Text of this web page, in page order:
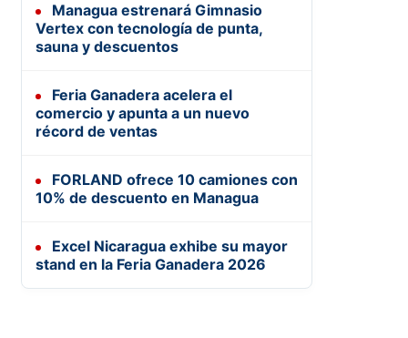
Managua estrenará Gimnasio
Vertex con tecnología de punta,
sauna y descuentos
Feria Ganadera acelera el
comercio y apunta a un nuevo
récord de ventas
FORLAND ofrece 10 camiones con
10% de descuento en Managua
Excel Nicaragua exhibe su mayor
stand en la Feria Ganadera 2026